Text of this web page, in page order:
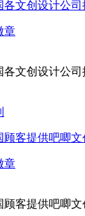
各文创设计公
章
各文创设计公
客提供吧唧
章
客提供吧唧